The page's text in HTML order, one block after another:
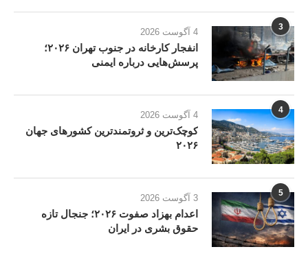
3 4 آگوست 2026
انفجار کارخانه در جنوب تهران ۲۰۲۶؛
پرسش‌هایی درباره ایمنی
4 4 آگوست 2026
کوچک‌ترین و ثروتمندترین کشورهای جهان
۲۰۲۶
5 3 آگوست 2026
اعدام بهزاد صفوت ۲۰۲۶؛ جنجال تازه
حقوق بشری در ایران